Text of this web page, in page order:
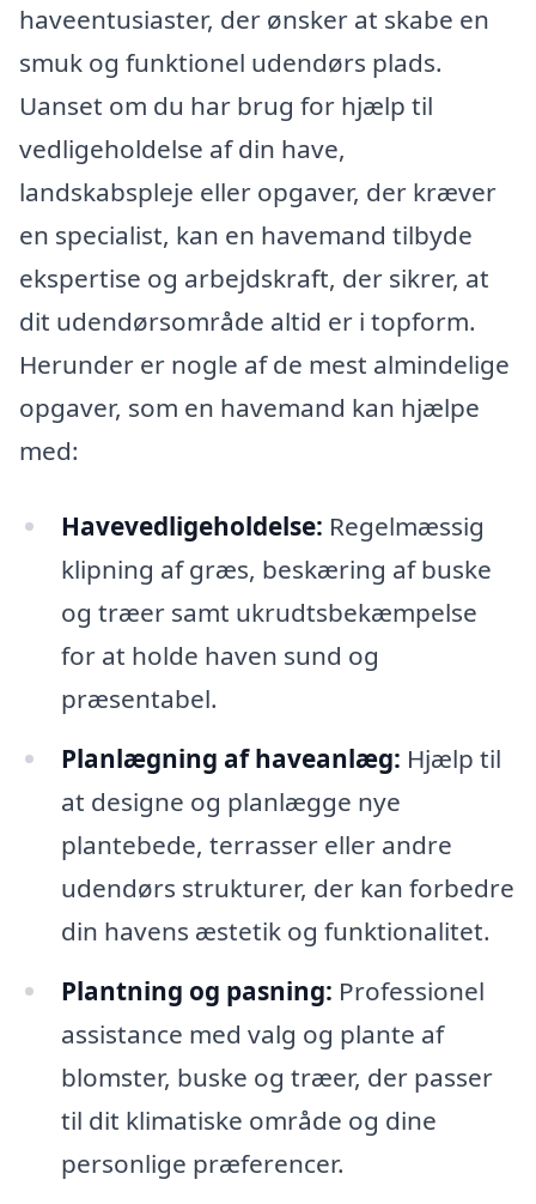
haveentusiaster, der ønsker at skabe en
smuk og funktionel udendørs plads.
Uanset om du har brug for hjælp til
vedligeholdelse af din have,
landskabspleje eller opgaver, der kræver
en specialist, kan en havemand tilbyde
ekspertise og arbejdskraft, der sikrer, at
dit udendørsområde altid er i topform.
Herunder er nogle af de mest almindelige
opgaver, som en havemand kan hjælpe
med:
Havevedligeholdelse: Regelmæssig
klipning af græs, beskæring af buske
og træer samt ukrudtsbekæmpelse
for at holde haven sund og
præsentabel.
Planlægning af haveanlæg: Hjælp til
at designe og planlægge nye
plantebede, terrasser eller andre
udendørs strukturer, der kan forbedre
din havens æstetik og funktionalitet.
Plantning og pasning: Professionel
assistance med valg og plante af
blomster, buske og træer, der passer
til dit klimatiske område og dine
personlige præferencer.